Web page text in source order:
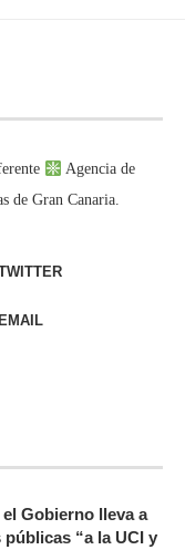
Agencia de
de Gran Canaria.
EMAIL
Gobierno lleva a
“a la UCI y